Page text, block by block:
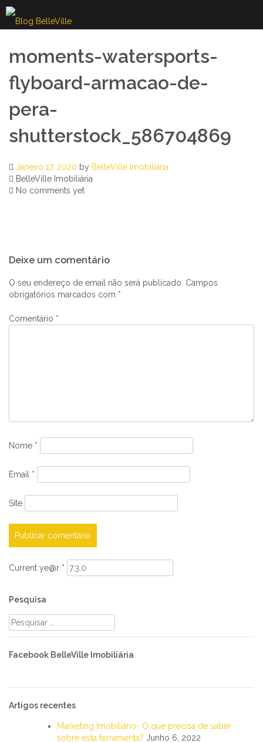
Skip
to
content
moments-watersports-
flyboard-armacao-de-
pera-
shutterstock_586704869
Janeiro 17, 2020 by BelleVille Imobiliária
BelleVille Imobiliária
No comments yet
de
artigos
Deixe um comentário
O seu endereço de email não será publicado. Campos
obrigatórios marcados com *
Comentário *
Nome *
Email *
Site
Current ye@r *
Pesquisa
Pesquisar
por:
Facebook BelleVille Imobiliária
Artigos recentes
Marketing Imobiliário- O que precisa de saber
sobre esta ferramenta? Junho 6, 2022